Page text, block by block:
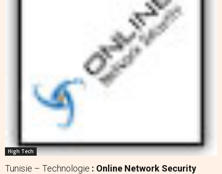
High Tech
Tunisie – Technologie : Online Network Security